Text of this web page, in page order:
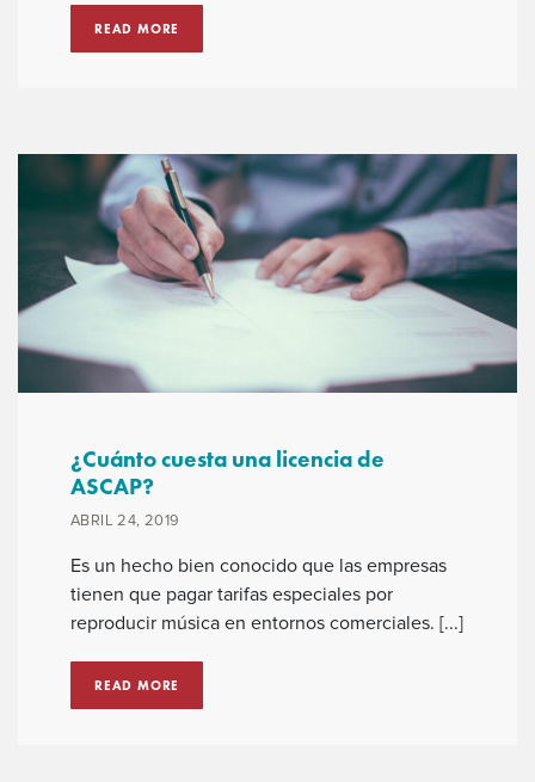
READ MORE
¿Cuánto cuesta una licencia de
ASCAP?
ABRIL 24, 2019
Es un hecho bien conocido que las empresas
tienen que pagar tarifas especiales por
reproducir música en entornos comerciales. [...]
READ MORE